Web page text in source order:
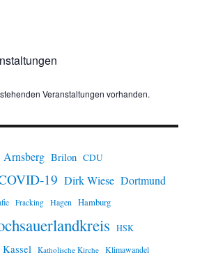
Veranstaltungen vorhanden.
Arnsberg Brilon CDU
19 Dirk Wiese Dortmund
Fracking Hagen Hamburg
HSK
Kassel Katholische Kirche Klimawandel